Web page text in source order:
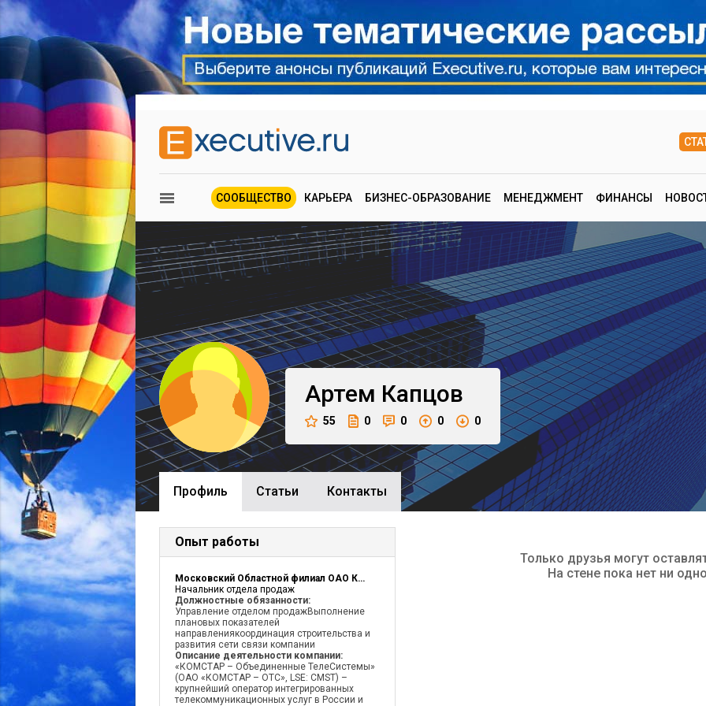
СООБЩЕСТВО КАРЬЕРА БИЗНЕС-ОБРАЗОВАНИЕ МЕНЕДЖМЕНТ ФИНАНСЫ
Артем Капцов
55 0 0 0 0
Профиль Cтатьи Контакты
Опыт работы
Московский Областной филиал ОАО КОМСТАР-ОТС
Начальник отдела продаж
Должностные обязанности:
Управление отделом продажВыполнение
плановых показателей
направлениякоординация строительства и
развития сети связи компании
Описание деятельности компании:
«КОМСТАР – Объединенные ТелеСистемы»
(ОАО «КОМСТАР – ОТС», LSE: CMST) –
крупнейший оператор интегрированных
телекоммуникационных услуг в России и
Только друзья могут
На стене пока нет ни